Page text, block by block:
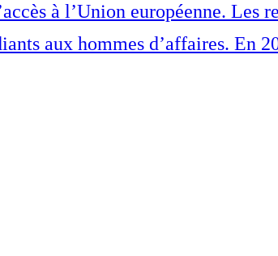
à l’Union européenne. Les
aux hommes d’affaires. En